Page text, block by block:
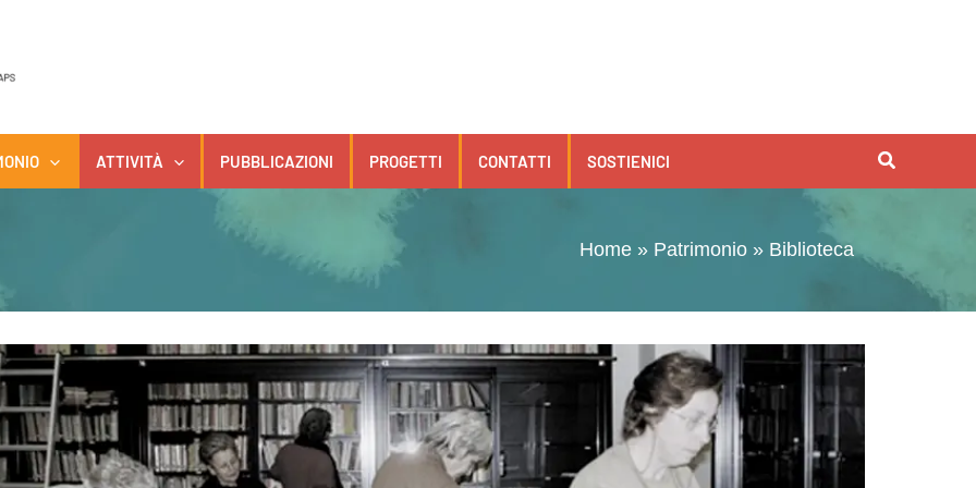
ATTIVITÀ PUBBLICAZIONI PROGETTI CONTATTI SOSTIENICI
Home » Patrimonio » Biblioteca